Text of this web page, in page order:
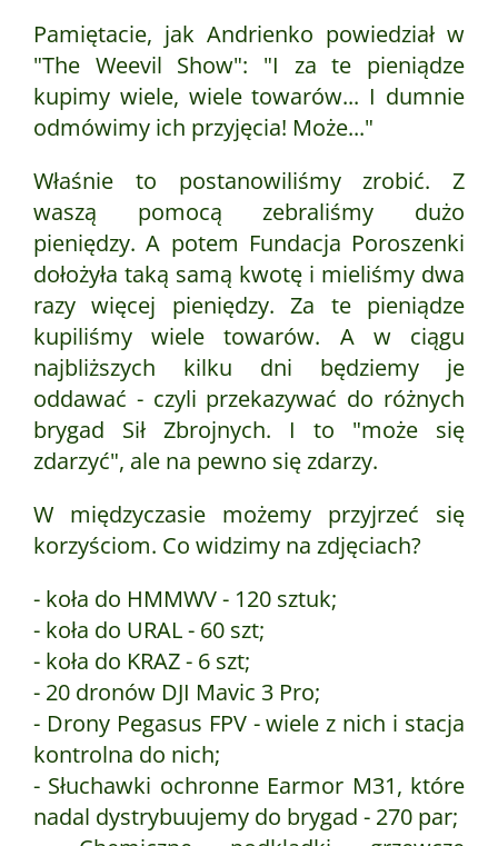
Pamiętacie, jak Andrienko powiedział w
"The Weevil Show": "I za te pieniądze
kupimy wiele, wiele towarów... I dumnie
odmówimy ich przyjęcia! Może..."
Właśnie to postanowiliśmy zrobić. Z
waszą pomocą zebraliśmy dużo
pieniędzy. A potem Fundacja Poroszenki
dołożyła taką samą kwotę i mieliśmy dwa
razy więcej pieniędzy. Za te pieniądze
kupiliśmy wiele towarów. A w ciągu
najbliższych kilku dni będziemy je
oddawać - czyli przekazywać do różnych
brygad Sił Zbrojnych. I to "może się
zdarzyć", ale na pewno się zdarzy.
W międzyczasie możemy przyjrzeć się
korzyściom. Co widzimy na zdjęciach?
- koła do HMMWV - 120 sztuk;
- koła do URAL - 60 szt;
- koła do KRAZ - 6 szt;
- 20 dronów DJI Mavic 3 Pro;
- Drony Pegasus FPV - wiele z nich i stacja
kontrolna do nich;
- Słuchawki ochronne Earmor M31, które
nadal dystrybuujemy do brygad - 270 par;